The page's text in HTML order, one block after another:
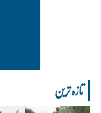
تازہ ترین